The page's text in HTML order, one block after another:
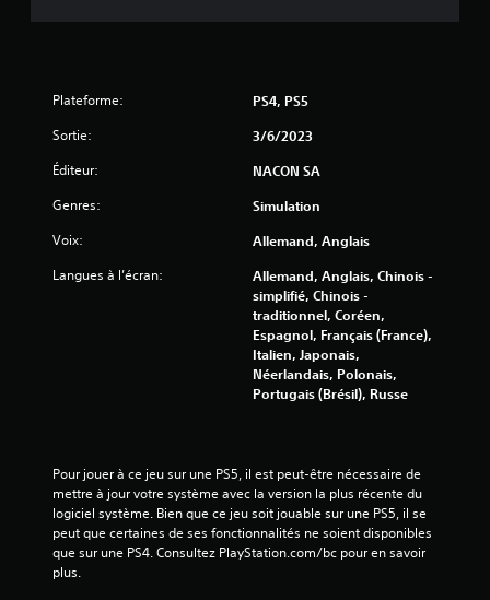
Plateforme: PS4, PS5
Sortie: 3/6/2023
Éditeur: NACON SA
Genres: Simulation
Voix: Allemand, Anglais
Langues à l’écran:
Allemand, Anglais, Chinois -
simplifié, Chinois -
traditionnel, Coréen,
Espagnol, Français (France),
Italien, Japonais,
Néerlandais, Polonais,
Portugais (Brésil), Russe
Pour jouer à ce jeu sur une PS5, il est peut-être nécessaire de
mettre à jour votre système avec la version la plus récente du
logiciel système. Bien que ce jeu soit jouable sur une PS5, il se
peut que certaines de ses fonctionnalités ne soient disponibles
que sur une PS4. Consultez PlayStation.com/bc pour en savoir
plus.